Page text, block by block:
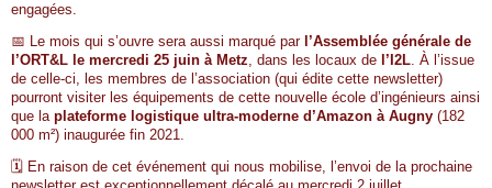
engagées.
📅 Le mois qui s’ouvre sera aussi marqué par l’Assemblée générale de
l’ORT&L le mercredi 25 juin à Metz, dans les locaux de l’I2L. À l’issue
de celle-ci, les membres de l’association (qui édite cette newsletter)
pourront visiter les équipements de cette nouvelle école d’ingénieurs ainsi
que la plateforme logistique ultra-moderne d’Amazon à Augny (182
000 m²) inaugurée fin 2021.
🗓️ En raison de cet événement qui nous mobilise, l’envoi de la prochaine